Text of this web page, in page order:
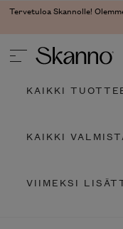
Tervetuloa Skannolle!
Type 2 or more
KAIKKI
KAIKKI
VIIMEKSI